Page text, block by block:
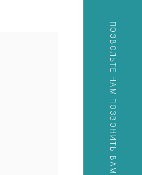
ПОЗВОЛЬТЕ НАМ ПОЗВОНИТЬ ВАМ